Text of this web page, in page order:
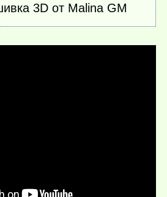
3D от Malina GM